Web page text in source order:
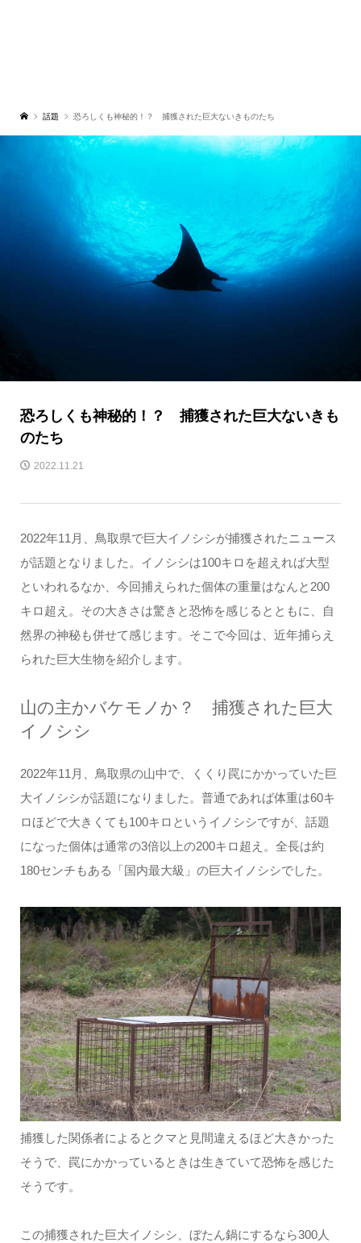
話題 恐ろしくも神秘的！？ 捕獲された巨大ないきものたち
恐ろしくも神秘的！？ 捕獲された巨大ないきも
のたち
2022.11.21
2022年11月、鳥取県で巨大イノシシが捕獲されたニュース
が話題となりました。イノシシは100キロを超えれば大型
といわれるなか、今回捕えられた個体の重量はなんと200
キロ超え。その大きさは驚きと恐怖を感じるとともに、自
然界の神秘も併せて感じます。そこで今回は、近年捕らえ
られた巨大生物を紹介します。
山の主かバケモノか？ 捕獲された巨大
イノシシ
2022年11月、鳥取県の山中で、くくり罠にかかっていた巨
大イノシシが話題になりました。普通であれば体重は60キ
ロほどで大きくても100キロというイノシシですが、話題
になった個体は通常の3倍以上の200キロ超え。全長は約
180センチもある「国内最大級」の巨大イノシシでした。
捕獲した関係者によるとクマと見間違えるほど大きかった
そうで、罠にかかっているときは生きていて恐怖を感じた
そうです。
この捕獲された巨大イノシシ、ぼたん鍋にするなら300人